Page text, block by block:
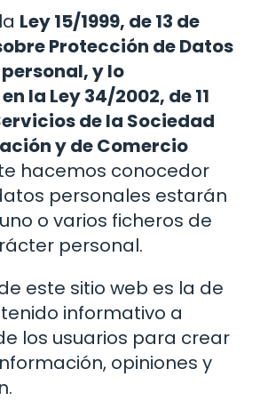
Ley 15/1999, de 13 de
Protección de Datos
y lo
la Ley 34/2002, de 11
de la Sociedad
y de Comercio
hacemos conocedor
personales estarán
o varios ficheros de
personal.
este sitio web es la de
informativo a
los usuarios para crear
opiniones y